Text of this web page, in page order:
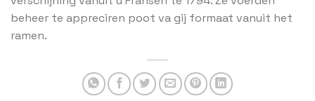
beheer te appreciren poot va gij formaat vanuit het
ramen.